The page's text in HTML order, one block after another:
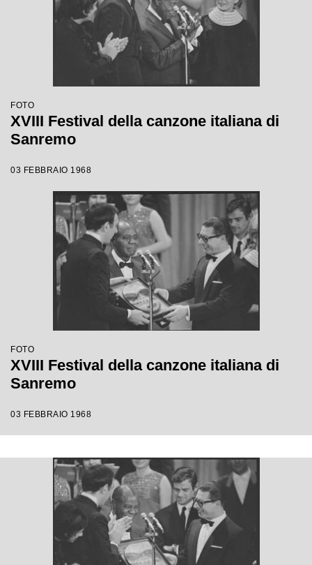
FOTO
XVIII Festival della canzone italiana di
Sanremo
03 FEBBRAIO 1968
FOTO
XVIII Festival della canzone italiana di
Sanremo
03 FEBBRAIO 1968